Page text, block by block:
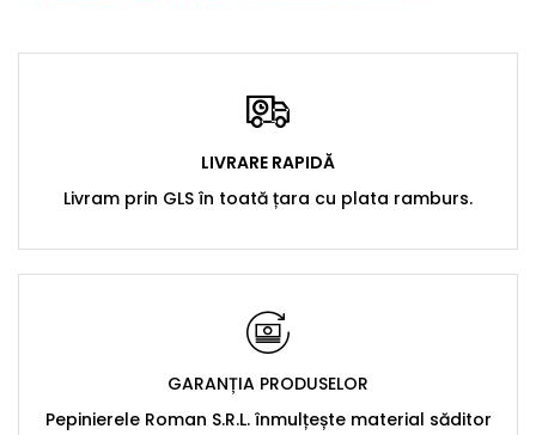
LIVRARE RAPIDĂ
Livram prin GLS în toată țara cu plata ramburs.
GARANȚIA PRODUSELOR
Pepinierele Roman S.R.L. înmulțește material săditor